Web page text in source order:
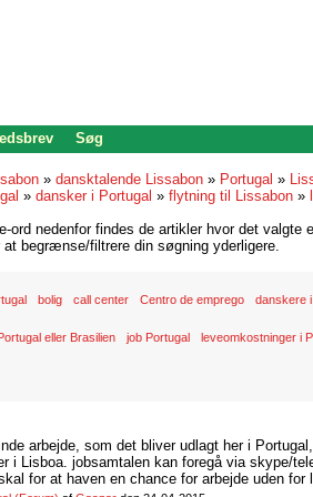
Søg
» dansktalende Lissabon » Portugal »
» dansker i Portugal » flytning til Lissabon »
ord nedenfor findes de artikler hvor det valgte
begrænse/filtrere din søgning yderligere.
bolig call center Centro de emprego danskere
eller Brasilien job Portugal leveomkostninger i
arbejde, som det bliver udlagt her i
i Lisboa. jobsamtalen kan foregå via skype/
for at haven en chance for arbejde uden for